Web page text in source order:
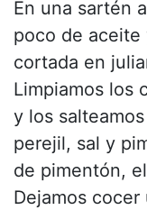
En una sartén
poco de aceite
cortada en
Limpiamos los
y los
perejil, sal y
de pimentón,
Dejamos